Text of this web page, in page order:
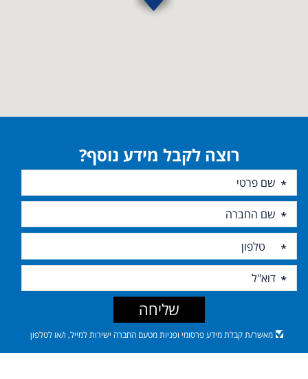
רוצה לקבל מידע נוסף?
מאשר/ת קבלת מידע פרסומי ופניות מטעם החברה ישירות למייל, ו/או לטלפון
שליחה